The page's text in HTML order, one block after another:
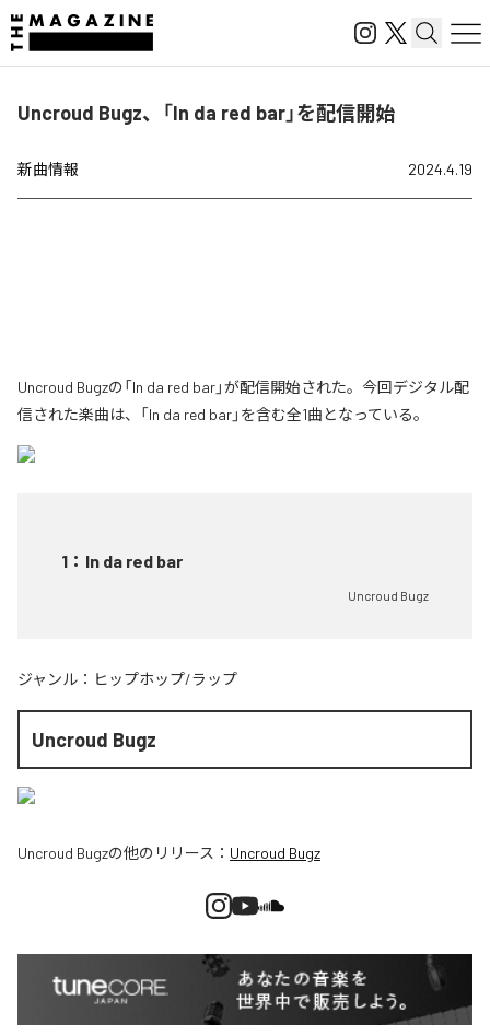
Uncroud Bugz、「In da red bar」を配信開始
新曲情報 2024.4.19
Uncroud Bugzの「In da red bar」が配信開始された。今回デジタル配
信された楽曲は、「In da red bar」を含む全1曲となっている。
1 ： In da red bar
Uncroud Bugz
ジャンル： ヒップホップ/ラップ
Uncroud Bugz
Uncroud Bugzの他のリリース： Uncroud Bugz